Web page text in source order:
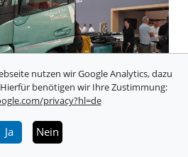
schwerer
nutzen wir Google Analytics, dazu
benötigen wir Ihre Zustimmung:
privacy?hl=de
Ja Nein